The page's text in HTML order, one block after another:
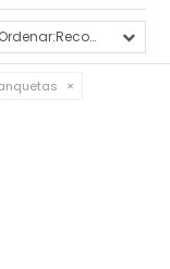
Recomendados